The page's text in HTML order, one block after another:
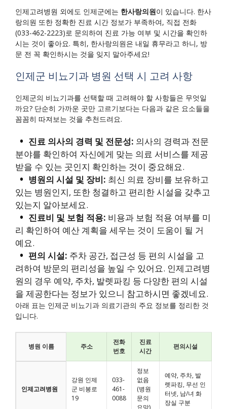
인제고려병원 외에도 인제군에는 한사랑의원이 있습니다. 한사
랑의원 또한 정확한 진료 시간 정보가 부족하여, 직접 전화
(033-462-2223)로 문의하여 진료 가능 여부 및 시간을 확인하
시는 것이 좋아요. 특히, 한사랑의원은 내일 휴무라고 하니, 방
문 전 꼭 확인하시는 것을 잊지 말아주세요!
인제군 비뇨기과 병원 선택 시 고려 사항
인제군의 비뇨기과를 선택할 때 고려해야 할 사항들은 무엇일
까요? 단순히 가까운 곳만 고르기보다는 다음과 같은 요소들을
꼼꼼히 따져보는 것을 추천드려요.
진료 의사의 경력 및 전문성: 의사의 경력과 전문
분야를 확인하여 자신에게 맞는 의료 서비스를 제공
받을 수 있는 곳인지 확인하는 것이 중요해요.
병원의 시설 및 장비: 최신 의료 장비를 보유하고
있는 병원인지, 또한 청결하고 편리한 시설을 갖추고
있는지 알아보세요.
진료비 및 보험 적용: 비용과 보험 적용 여부를 미
리 확인하여 예산 계획을 세우는 것이 도움이 될 거
예요.
편의 시설: 주차 공간, 접근성 등 편의 시설을 고
려하여 방문의 편리성을 높일 수 있어요. 인제고려병
원의 경우 예약, 주차, 발렛파킹 등 다양한 편의 시설
을 제공한다는 정보가 있으니 참고하시면 좋겠네요.
아래 표는 인제군 비뇨기과 의료기관의 주요 정보를 정리한 것
입니다.
병원 이름 주소
전화
번호
진료
시간
편의시설
인제고려병원
강원 인제
군 비봉로
19
033-
461-
0088
정보
없음
(병원
문의
요망)
예약, 주차, 발
렛파킹, 무선 인
터넷, 남/녀 화
장실 구분